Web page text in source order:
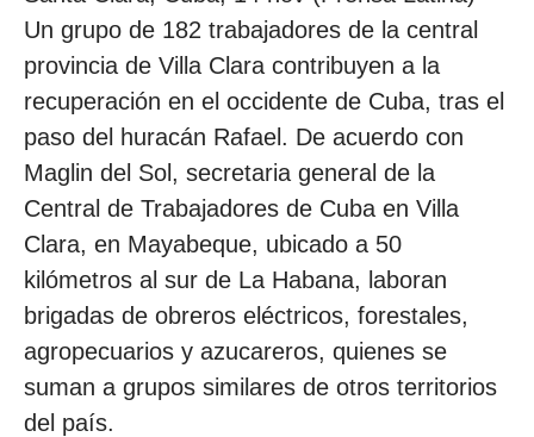
Un grupo de 182 trabajadores de la central
provincia de Villa Clara contribuyen a la
recuperación en el occidente de Cuba, tras el
paso del huracán Rafael. De acuerdo con
Maglin del Sol, secretaria general de la
Central de Trabajadores de Cuba en Villa
Clara, en Mayabeque, ubicado a 50
kilómetros al sur de La Habana, laboran
brigadas de obreros eléctricos, forestales,
agropecuarios y azucareros, quienes se
suman a grupos similares de otros territorios
del país.